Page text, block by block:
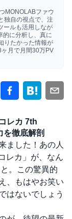
MONOLABファウ
独自の視点で、注
ールも活用しなが
的に分析し、真に
りたかった情報が
月で月間30万PV
レカ 7th
徹底解剖
ました！あの人
レカ」が、なん
。この驚異的
、もはやお笑い
はないでしょう